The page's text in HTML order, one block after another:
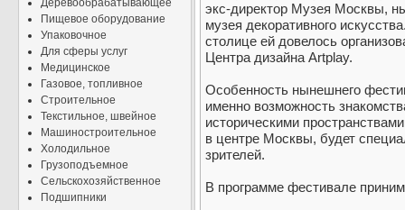
Деревообрабатывающее
Пищевое оборудование
Упаковочное
Для сферы услуг
Медицинское
Газовое, топливное
Строительное
Текстильное, швейное
Машиностроительное
Холодильное
Грузоподъемное
Сельскохозяйственное
Подшипники
экс-директор Музея Москвы,
музея декоративного
столице ей довелось
Центра дизайна Artplay.
Особенность нынешнего
именно возможность
историческими
в центре Москвы, будет
зрителей.
В программе фестивале